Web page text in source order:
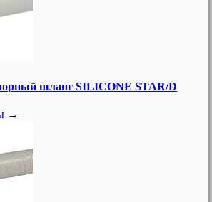
шланг SILICONE STAR/D
→